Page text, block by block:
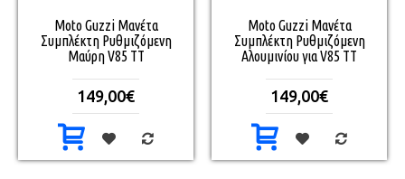
Moto Guzzi Μανέτα
Συμπλέκτη Ρυθμιζόμενη
Μαύρη V85 TT
149,00€
Moto Guzzi Μανέτα
Συμπλέκτη Ρυθμιζόμενη
Αλουμινίου για V85 TT
149,00€